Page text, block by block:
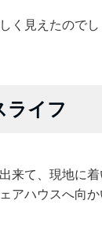
く見えたので
ライフ
来て、現地に
アハウスへ向か